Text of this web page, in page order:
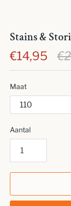
Stains &
€14,95
Maat
Aantal